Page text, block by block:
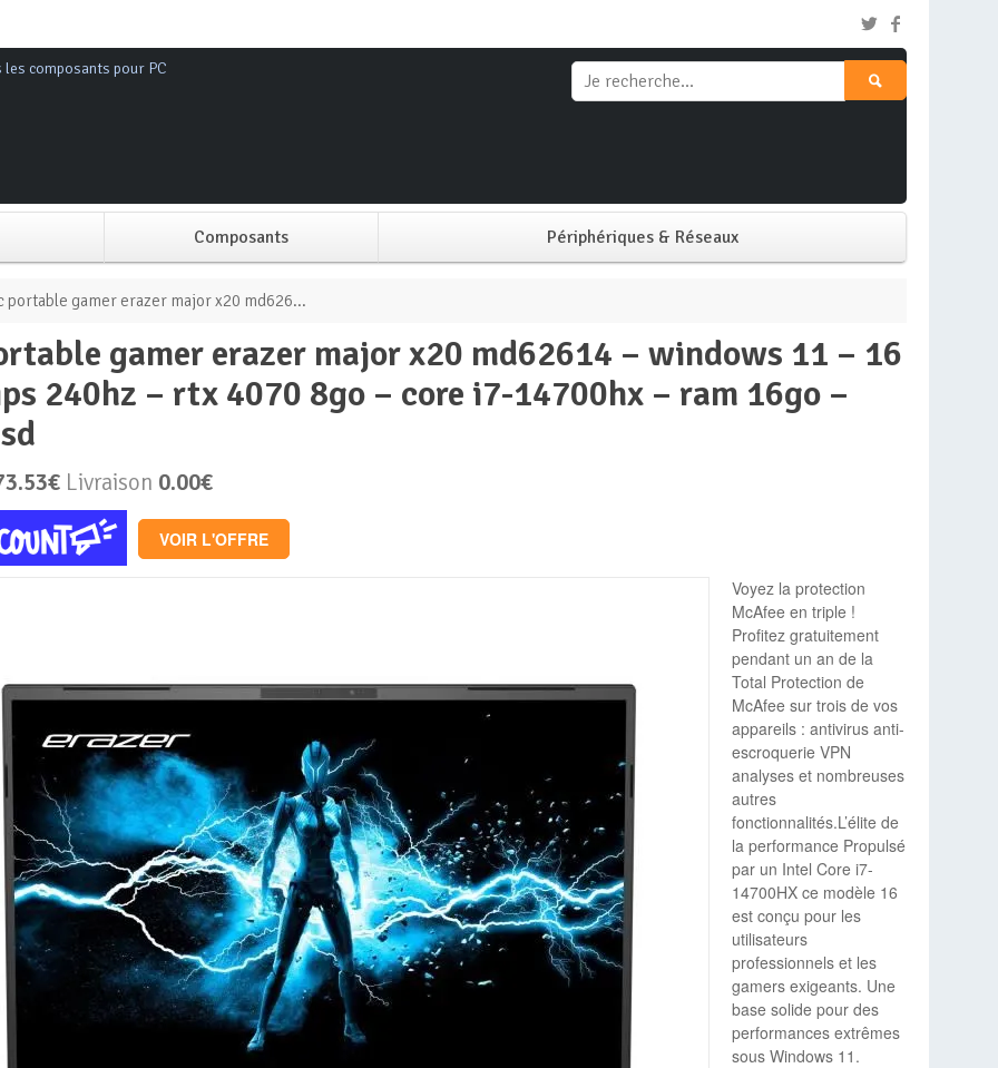
les composants pour PC
Composants
Alimentation PC
Boitier PC
Carte graphique
Mémoire PC
Disque SSD
Périphériques & Réseaux
Ecran PC
Imprimante
portable gamer erazer major x20 md626...
240hz – rtx 4070 8go – core i7-14700hx – ram 16go –
Livraison 0.00€
VOIR L'OFFRE
Voyez la protection
McAfee en triple !
Profitez gratuitement
pendant un an de la
Total Protection de
McAfee sur trois de vos
appareils : antivirus anti-
escroquerie VPN
analyses et nombreuses
autres
fonctionnalités.L’élite de
la performance Propulsé
par un Intel Core i7-
14700HX ce modèle 16
est conçu pour les
utilisateurs
professionnels et les
gamers exigeants. Une
base solide pour des
performances extrêmes
sous Windows 11.